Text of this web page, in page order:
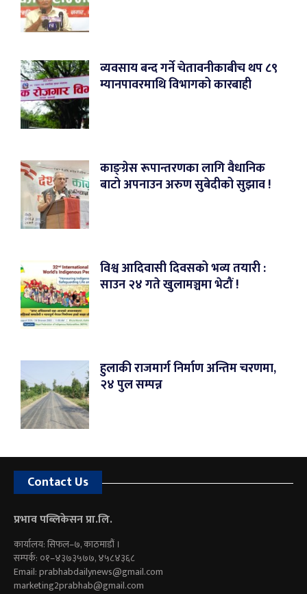
व्यवसाय बन्द गर्ने चेतावनीकाबीच थप ८९
म्यानपावरमाथि विभागको कारबाही
काङ्ग्रेस रूपान्तरणका लागि वैधानिक
बाटो अपनाउन अरुण सुबेदीको सुझाव !
विश्व आदिवासी दिवसको भव्य तयारी :
साउन २४ गते खुलामञ्चमा भेटौं !
हुलाकी राजमार्ग निर्माण अन्तिम चरणमा,
२४ पुल सम्पन्न
Contact Us
प्रभाव पब्लिकेसन प्रा.लि.
कार्यालय: सिफल–७, काठमाडौं ।
सम्पर्क: ०१–४३७३५७७, ४५८४३६८
Email:prabhabdailynews@gmail.com
marketing2prabhab@gmail.com